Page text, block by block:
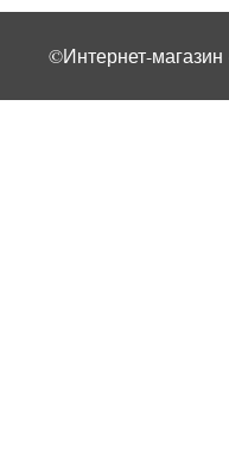
©Интернет-магазин